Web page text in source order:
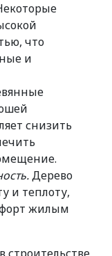
что
и
снизить
Дерево
и теплоту,
жилым